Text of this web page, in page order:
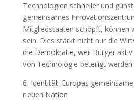
Technologien schneller und
gemeinsames
Mitgliedstaaten schöpft, können
sein. Dies stärkt nicht nur die
die Demokratie, weil Bürger
von Technologie beteiligt werden.
6. Identität: Europas
neuen Nation